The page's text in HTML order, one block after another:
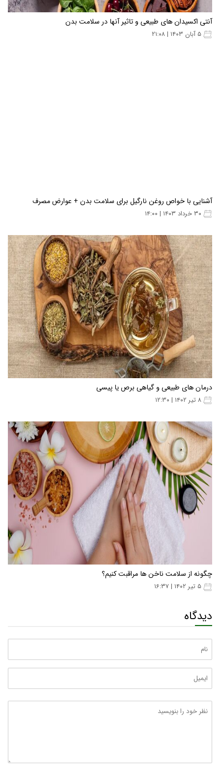
آنتی اکسیدان های طبیعی و تاثیر آنها در سلامت بدن
آشنایی با خواص روغن نارگیل برای سلامت بدن + عوارض مصرف
درمان های طبیعی و گیاهی برص یا پیسی
چگونه از سلامت ناخن‌ ها مراقبت کنیم؟
دیدگاه